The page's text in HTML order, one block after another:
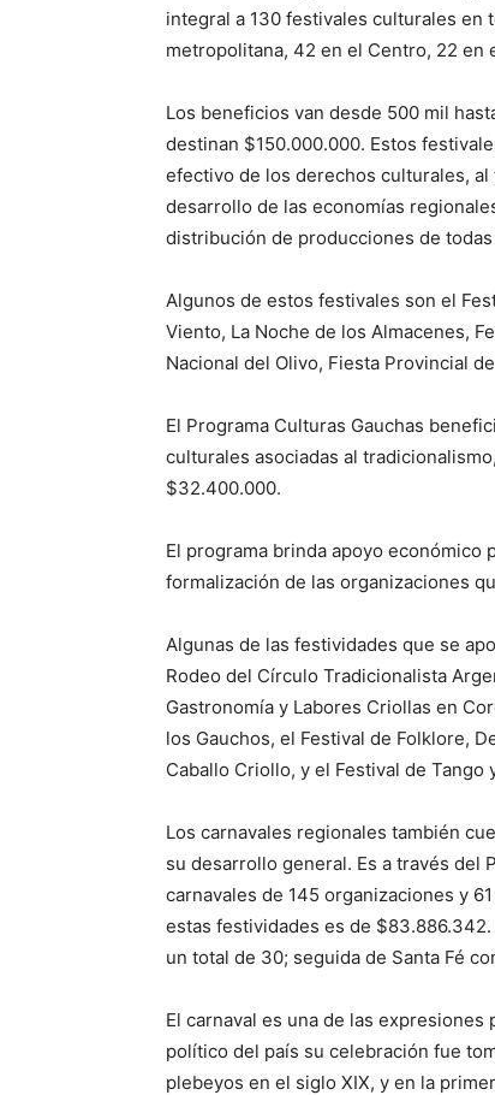
integral a 130 festivales culturales en
metropolitana, 42 en el Centro, 22 en
Los beneficios van desde 500 mil
destinan $150.000.000. Estos
efectivo de los derechos culturales,
desarrollo de las economías
distribución de producciones de
Algunos de estos festivales son el
Viento, La Noche de los Almacenes,
Nacional del Olivo, Fiesta Provincial
El Programa Culturas Gauchas
culturales asociadas al
$32.400.000.
El programa brinda apoyo económico
formalización de las organizaciones
Algunas de las festividades que se
Rodeo del Círculo Tradicionalista
Gastronomía y Labores Criollas en
los Gauchos, el Festival de Folklore,
Caballo Criollo, y el Festival de Tango
Los carnavales regionales también
su desarrollo general. Es a través del
carnavales de 145 organizaciones y
estas festividades es de
un total de 30; seguida de Santa Fé
El carnaval es una de las
político del país su celebración fue
plebeyos en el siglo XIX, y en la